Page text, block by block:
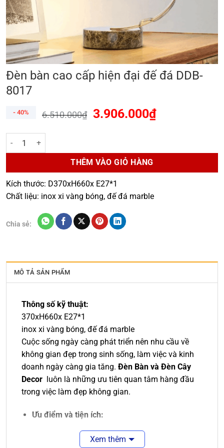
Đèn bàn cao cấp hiện đại đế đá DDB-
8017
- 40% 6.510.000₫ 3.906.000₫
Đèn bàn cao cấp hiện đại đế đá DDB-8017 số lượng
THÊM VÀO GIỎ HÀNG
Kích thước: D370xH660x E27*1
Chất liệu: inox xi vàng bóng, đế đá marble
Chia sẻ:
MÔ TẢ SẢN PHẨM
Thông số kỹ thuật:
370xH660x E27*1
inox xi vàng bóng, đế đá marble
Cuộc sống ngày càng phát triển nên nhu cầu về
không gian đẹp trong sinh sống, làm việc và kinh
doanh ngày càng gia tăng. Đèn Bàn và Đèn Cây
Decor luôn là những ưu tiên quan tâm hàng đầu
trong việc làm đẹp không gian.
Ưu điểm và tiện ích:
Đèn bàn hoặc đèn cây sử dụng bóng LED cao
cấp với độ bền cao, tiêu thụ ít điện năng.
Xem thêm